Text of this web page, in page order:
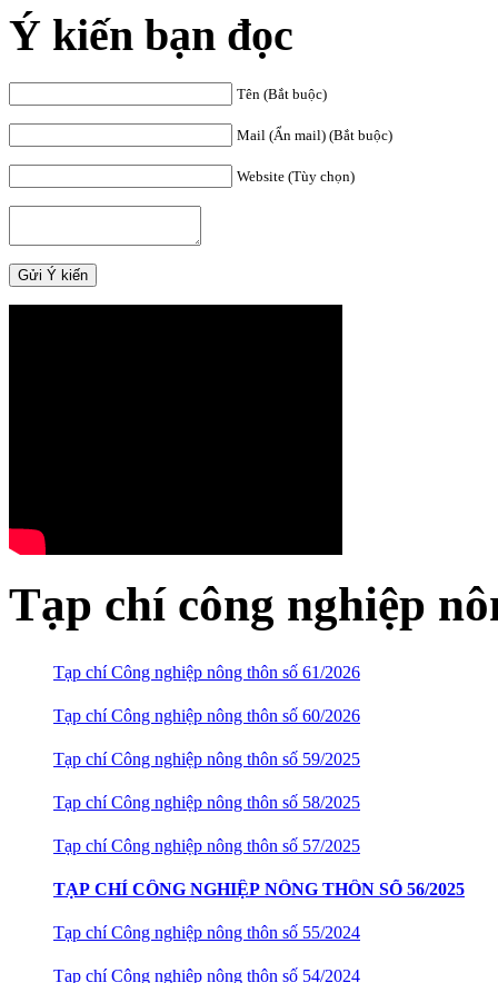
Ý kiến bạn đọc
Tên (Bắt buộc)
Mail (Ẩn mail) (Bắt buộc)
Website (Tùy chọn)
Tạp chí công nghiệp
Tạp chí Công nghiệp nông thôn số 61/2026
Tạp chí Công nghiệp nông thôn số 60/2026
Tạp chí Công nghiệp nông thôn số 59/2025
Tạp chí Công nghiệp nông thôn số 58/2025
Tạp chí Công nghiệp nông thôn số 57/2025
TẠP CHÍ CÔNG NGHIỆP NÔNG THÔN SỐ 56/2025
Tạp chí Công nghiệp nông thôn số 55/2024
Tạp chí Công nghiệp nông thôn số 54/2024